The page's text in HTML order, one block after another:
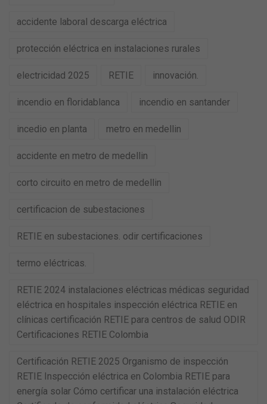
accidente laboral descarga eléctrica
protección eléctrica en instalaciones rurales
electricidad 2025 RETIE innovación.
incendio en floridablanca incendio en santander
incedio en planta metro en medellin
accidente en metro de medellin
corto circuito en metro de medellin
certificacion de subestaciones
RETIE en subestaciones. odir certificaciones
termo eléctricas.
RETIE 2024 instalaciones eléctricas médicas seguridad
eléctrica en hospitales inspección eléctrica RETIE en
clínicas certificación RETIE para centros de salud ODIR
Certificaciones RETIE Colombia
Certificación RETIE 2025 Organismo de inspección
RETIE Inspección eléctrica en Colombia RETIE para
energía solar Cómo certificar una instalación eléctrica